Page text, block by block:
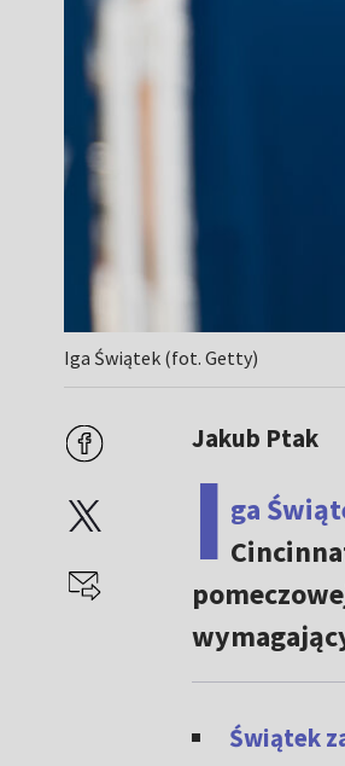
Iga Świątek (fot. Getty)
Jakub Ptak
I ga
Świątek